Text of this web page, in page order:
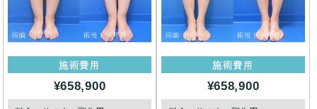
施術費用
¥658,900
施術費用
¥658,900